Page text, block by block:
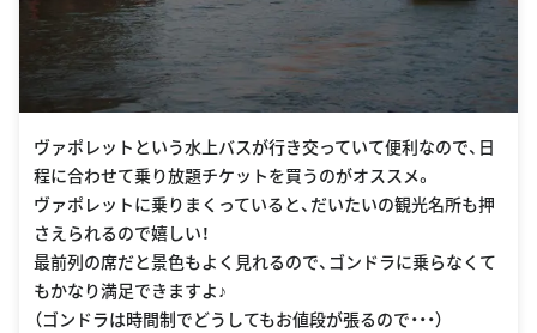
ヴァポレットという水上バスが行き交っていて便利なので、日
程に合わせて乗り放題チケットを買うのがオススメ。
ヴァポレットに乗りまくっていると、だいたいの観光名所も押
さえられるので嬉しい！
最前列の席だと景色もよく見れるので、ゴンドラに乗らなくて
もかなり満足できますよ♪
（ゴンドラは時間制でどうしてもお値段が張るので・・・）